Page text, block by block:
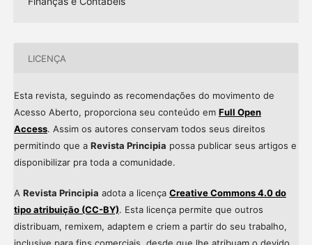
LICENÇA
Esta revista, seguindo as recomendações do movimento de
Acesso Aberto, proporciona seu conteúdo em Full Open
Access. Assim os autores conservam todos seus direitos
permitindo que a Revista Principia possa publicar seus artigos e
disponibilizar pra toda a comunidade.
A Revista Principia adota a licença Creative Commons 4.0 do
tipo atribuição (CC-BY). Esta licença permite que outros
distribuam, remixem, adaptem e criem a partir do seu trabalho,